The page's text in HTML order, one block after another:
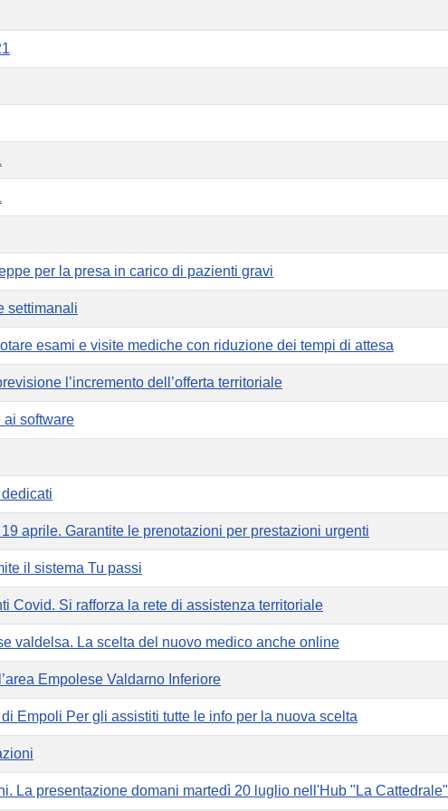
per la presa in carico di pazienti gravi
settimanali
esami e visite mediche con riduzione dei tempi di attesa
l’incremento dell’offerta territoriale
ai software
aprile. Garantite le prenotazioni per prestazioni urgenti
il sistema Tu passi
Covid. Si rafforza la rete di assistenza territoriale
valdelsa. La scelta del nuovo medico anche online
Empolese Valdarno Inferiore
Empoli Per gli assistiti tutte le info per la nuova scelta
La presentazione domani martedì 20 luglio nell'Hub "La Cattedrale"